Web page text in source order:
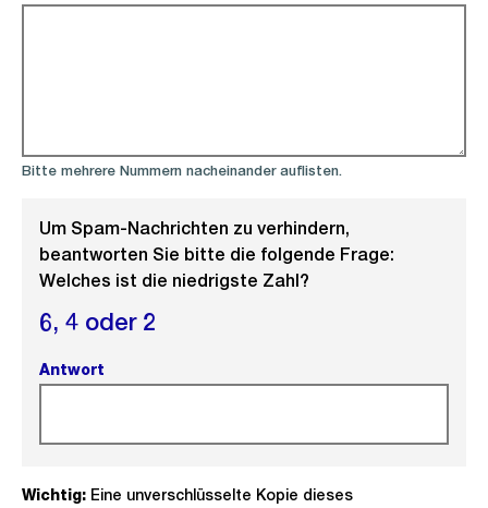
Bitte mehrere Nummern nacheinander auflisten.
Um Spam-Nachrichten zu verhindern,
beantworten Sie bitte die folgende Frage:
Welches ist die niedrigste Zahl?
6, 4 oder 2
Antwort
Wichtig: Eine unverschlüsselte Kopie dieses